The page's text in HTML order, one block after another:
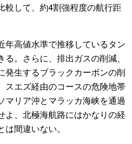
較して、約4割強程度の航行距
年高値水準で推移しているタン
。さらに、排出ガスの削減、
発生するブラックカーボンの削
スエズ経由のコースの危険地帯
マリア沖とマラッカ海峡を通過
よ、北極海航路にはかなりの経
間違いない。